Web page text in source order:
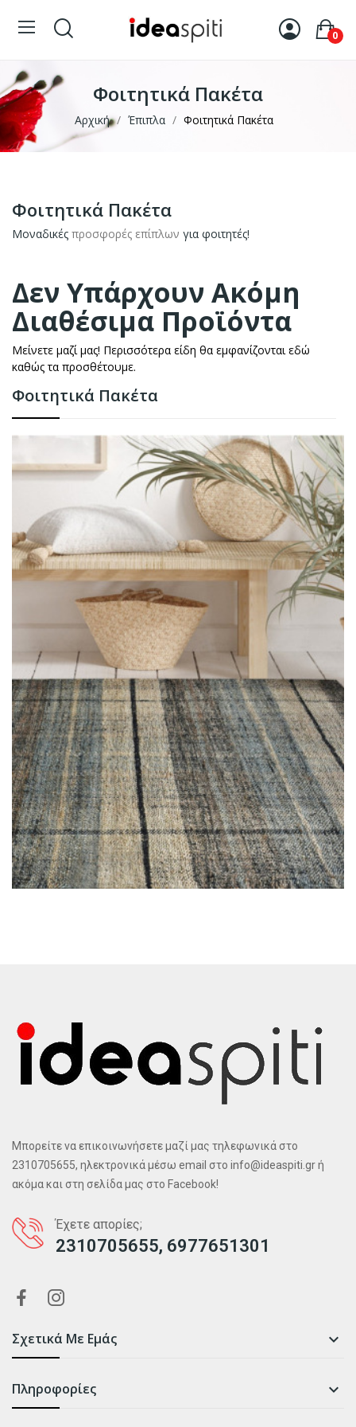
0
Φοιτητικά Πακέτα
Αρχική Έπιπλα Φοιτητικά Πακέτα
Φοιτητικά Πακέτα
Φοιτητικά Πακέτα
Μοναδικές προσφορές επίπλων για φοιτητές!
Δεν Υπάρχουν Ακόμη
Διαθέσιμα Προϊόντα
Μείνετε μαζί μας! Περισσότερα είδη θα εμφανίζονται εδώ
καθώς τα προσθέτουμε.
Μπορείτε να επικοινωνήσετε μαζί μας τηλεφωνικά στο
2310705655, ηλεκτρονικά μέσω email στο info@ideaspiti.gr ή
ακόμα και στη σελίδα μας στο Facebook!
Έχετε απορίες;
2310705655, 6977651301
Σχετικά Με Εμάς 
Πληροφορίες 